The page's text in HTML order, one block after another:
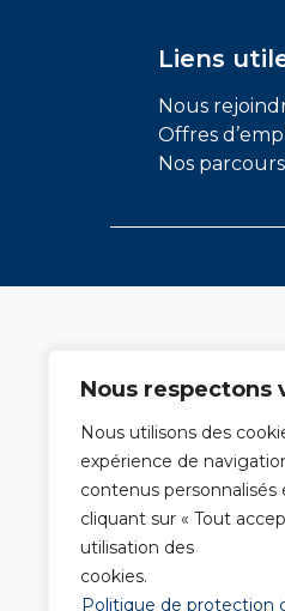
Nous respectons
Nous utilisons des
expérience de
contenus personnalisés
cliquant sur « Tout
utilisation des
cookies.
Politique de protection
Liens
Nous
Offres
Nos parcours